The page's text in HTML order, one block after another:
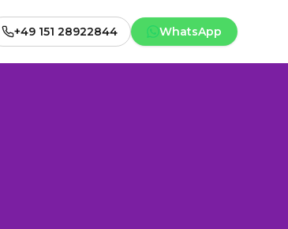
+49 151 28922844 WhatsApp